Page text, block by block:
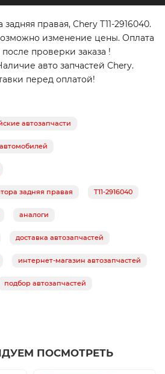
правая, Chery T11-2916040.
изменение цены. Оплата
проверки заказа !
авто запчастей Chery.
перед оплатой!
автозапчасти
задняя правая T11-2916040
аналоги
доставка автозапчастей
интернет-магазин автозапчастей
подбор автозапчастей
ПОСМОТРЕТЬ